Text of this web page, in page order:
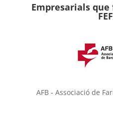
Empresarials
AFB - Associació de